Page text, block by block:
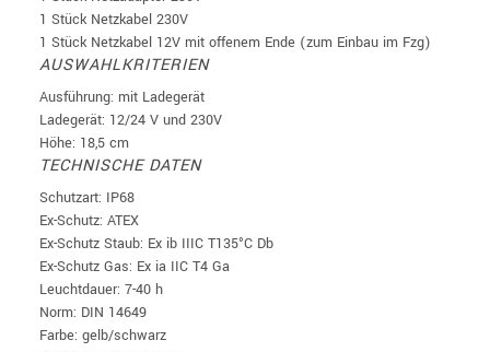
1 Stück Netzkabel 230V
1 Stück Netzkabel 12V mit offenem Ende (zum Einbau im Fzg)
AUSWAHLKRITERIEN
Ausführung: mit Ladegerät
Ladegerät: 12/24 V und 230V
Höhe: 18,5 cm
TECHNISCHE DATEN
Schutzart: IP68
Ex-Schutz: ATEX
Ex-Schutz Staub: Ex ib IIIC T135°C Db
Ex-Schutz Gas: Ex ia IIC T4 Ga
Leuchtdauer: 7-40 h
Norm: DIN 14649
Farbe: gelb/schwarz